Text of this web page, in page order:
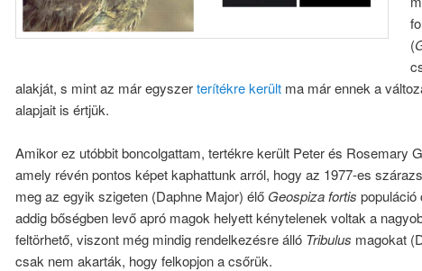
(
alakját, s mint az már egyszerterítékre került ma már ennek a
alapjait is értjük.
Amikor ez utóbbit boncolgattam, tertékre került Peter és Rosemary
amely révén pontos képet kaphattunk arról, hogy az 1977-es
meg az egyik szigeten (Daphne Major) élő Geospiza fortis populáció
addig bőségben levő apró magok helyett kénytelenek voltak a
feltörhető, viszont még mindig rendelkezésre álló Tribulus magokat
csak nem akarták, hogy felkopjon a csőrük.